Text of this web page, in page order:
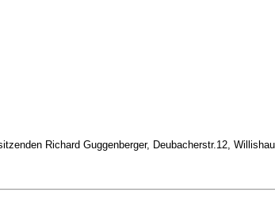
Richard Guggenberger, Deubacherstr.12,